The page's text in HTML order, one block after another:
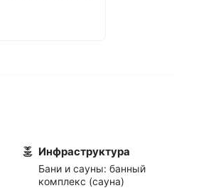
Инфраструктура
Бани и сауны: банный
комплекс (сауна)